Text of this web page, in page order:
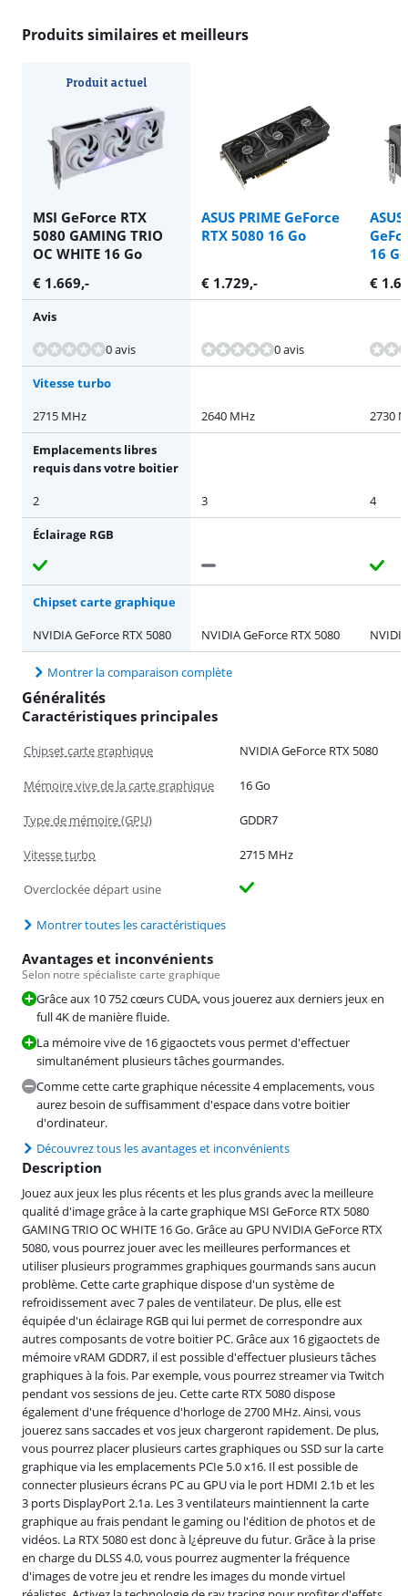
Produits similaires et meilleurs
Produit actuel
MSI GeForce RTX
5080 GAMING TRIO
OC WHITE 16 Go
ASUS PRIME GeForce
RTX 5080 16 Go
16 Go
€ 1.669,- € 1.729,- €
Avis
0 avis
0 avis
La note est de 10 sur 10, basée sur 1 avis.
Vitesse turbo
2715 MHz
2640 MHz 2730
Emplacements libres
requis dans votre boitier
2
3 4
Éclairage RGB
Chipset carte graphique
NVIDIA GeForce RTX 5080
NVIDIA GeForce RTX 5080
Montrer la comparaison complète
Généralités
Caractéristiques principales
Chipset carte graphique NVIDIA GeForce RTX 5080
Mémoire vive de la carte graphique 16 Go
Type de mémoire (GPU) GDDR7
Vitesse turbo 2715 MHz
Overclockée départ usine
Montrer toutes les caractéristiques
Avantages et inconvénients
Selon notre spécialiste carte graphique
Grâce aux 10 752 cœurs CUDA, vous jouerez aux derniers jeux en
full 4K de manière fluide.
La mémoire vive de 16 gigaoctets vous permet d'effectuer
simultanément plusieurs tâches gourmandes.
Comme cette carte graphique nécessite 4 emplacements, vous
aurez besoin de suffisamment d'espace dans votre boitier
d'ordinateur.
Découvrez tous les avantages et inconvénients
Description
Jouez aux jeux les plus récents et les plus grands avec la meilleure
qualité d'image grâce à la carte graphique MSI GeForce RTX 5080
GAMING TRIO OC WHITE 16 Go. Grâce au GPU NVIDIA GeForce RTX
5080, vous pourrez jouer avec les meilleures performances et
utiliser plusieurs programmes graphiques gourmands sans aucun
problème. Cette carte graphique dispose d'un système de
refroidissement avec 7 pales de ventilateur. De plus, elle est
équipée d'un éclairage RGB qui lui permet de correspondre aux
autres composants de votre boitier PC. Grâce aux 16 gigaoctets de
mémoire vRAM GDDR7, il est possible d'effectuer plusieurs tâches
graphiques à la fois. Par exemple, vous pourrez streamer via Twitch
pendant vos sessions de jeu. Cette carte RTX 5080 dispose
également d'une fréquence d'horloge de 2700 MHz. Ainsi, vous
jouerez sans saccades et vos jeux chargeront rapidement. De plus,
vous pourrez placer plusieurs cartes graphiques ou SSD sur la carte
graphique via les emplacements PCIe 5.0 x16. Il est possible de
connecter plusieurs écrans PC au GPU via le port HDMI 2.1b et les
3 ports DisplayPort 2.1a. Les 3 ventilateurs maintiennent la carte
graphique au frais pendant le gaming ou l'édition de photos et de
vidéos. La RTX 5080 est donc à l¿épreuve du futur. Grâce à la prise
en charge du DLSS 4.0, vous pourrez augmenter la fréquence
d'images de votre jeu et rendre les images du monde virtuel